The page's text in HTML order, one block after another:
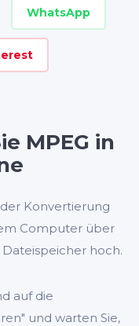
WhatsApp
MPEG in
Konvertierung
Computer über
hoch.
auf die
und warten Sie,